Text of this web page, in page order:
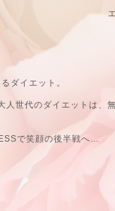
ダイエット。
世代のダイエットは、
で笑顔の後半戦へ…